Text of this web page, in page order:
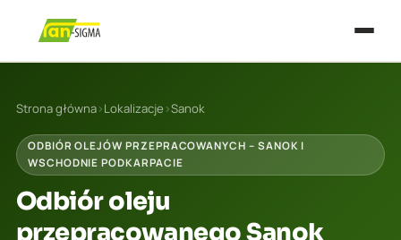
Strona główna›Lokalizacje ›Sanok
ODBIÓR OLEJÓW PRZEPRACOWANYCH – SANOK I
WSCHODNIE PODKARPACIE
Odbiór oleju
przepracowanego Sanok